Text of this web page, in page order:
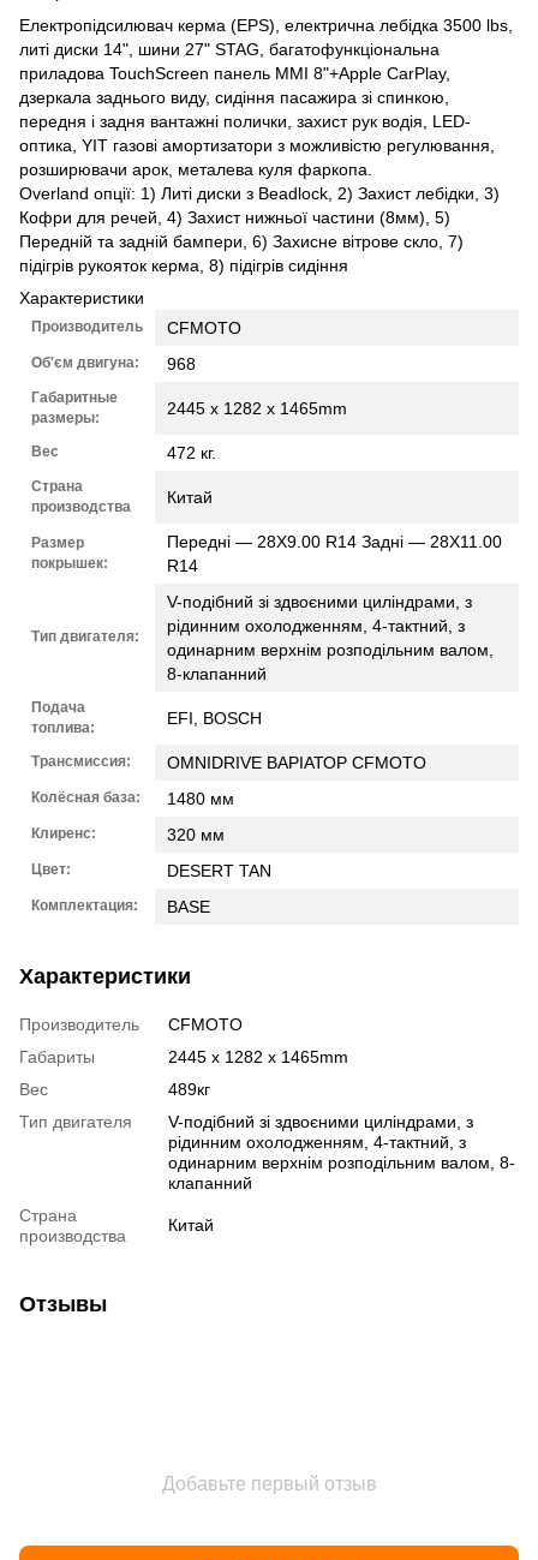
Електропідсилювач керма (EPS), електрична лебідка 3500 lbs,
литі диски 14", шини 27" STAG, багатофункціональна
приладова TouchScreen панель MMI 8"+Apple CarPlay,
дзеркала заднього виду, сидіння пасажира зі спинкою,
передня і задня вантажні полички, захист рук водія, LED-
оптика, YIT газові амортизатори з можливістю регулювання,
розширювачи арок, металева куля фаркопа.
Overland опції: 1) Литі диски з Beadlock, 2) Захист лебідки, 3)
Кофри для речей, 4) Захист нижньої частини (8мм), 5)
Передній та задній бампери, 6) Захисне вітрове скло, 7)
підігрів рукояток керма, 8) підігрів сидіння
Характеристики
Производитель CFMOTO
Об'єм двигуна: 968
Габаритные
размеры:
2445 x 1282 x 1465mm
Вес 472 кг.
Страна
производства
Китай
Размер
покрышек:
Передні — 28X9.00 R14 Задні — 28X11.00
R14
Тип двигателя:
V-подібний зі здвоєними циліндрами, з
рідинним охолодженням, 4-тактний, з
одинарним верхнім розподільним валом,
8-клапанний
Подача
топлива:
EFI, BOSCH
Трансмиссия: OMNIDRIVE ВАРІАТОР CFMOTO
Колёсная база: 1480 мм
Клиренс: 320 мм
Цвет: DESERT TAN
Комплектация: BASE
Характеристики
Производитель
CFMOTO
Габариты
2445 x 1282 x 1465mm
Вес
489кг
Тип двигателя
V-подібний зі здвоєними циліндрами, з
рідинним охолодженням, 4-тактний, з
одинарним верхнім розподільним валом, 8-
клапанний
Страна
производства
Китай
Отзывы
Добавьте первый отзыв